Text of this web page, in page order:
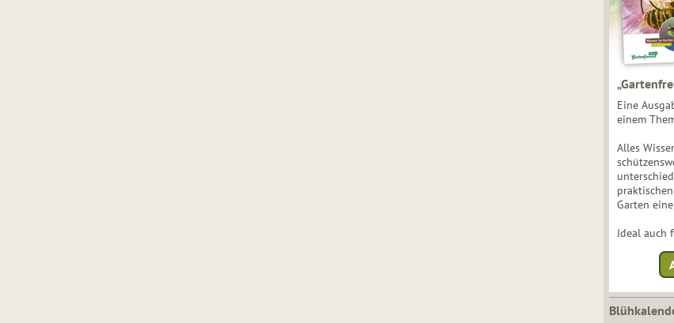
Eine
einem
Alles
Garten
Ideal auch